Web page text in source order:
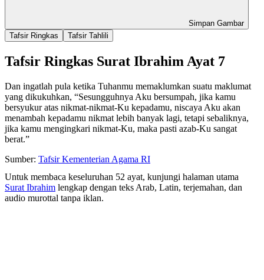
Simpan Gambar
Tafsir Ringkas
Tafsir Tahlili
Tafsir Ringkas Surat Ibrahim Ayat 7
Dan ingatlah pula ketika Tuhanmu memaklumkan suatu maklumat
yang dikukuhkan, “Sesungguhnya Aku bersumpah, jika kamu
bersyukur atas nikmat-nikmat-Ku kepadamu, niscaya Aku akan
menambah kepadamu nikmat lebih banyak lagi, tetapi sebaliknya,
jika kamu mengingkari nikmat-Ku, maka pasti azab-Ku sangat
berat.”
Sumber: Tafsir Kementerian Agama RI
Untuk membaca keseluruhan 52 ayat, kunjungi halaman utama
Surat Ibrahim lengkap dengan teks Arab, Latin, terjemahan, dan
audio murottal tanpa iklan.